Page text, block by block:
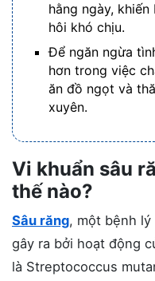
hằng ngày,
hôi khó chịu.
Để ngăn ngừa
hơn trong việc
ăn đồ ngọt và
xuyên.
Vi khuẩn sâu
thế nào?
Sâu răng, một bệnh
gây ra bởi hoạt động
là Streptococcus